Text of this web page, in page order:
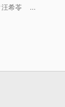
1984年10月
汪希苓 ...